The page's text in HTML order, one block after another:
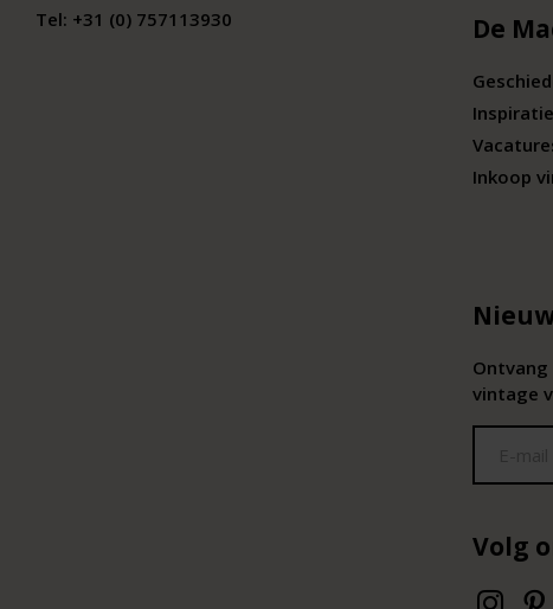
Tel: +31 (0) 757113930 De
Inspiratie
Inkoop
vintage
Volg